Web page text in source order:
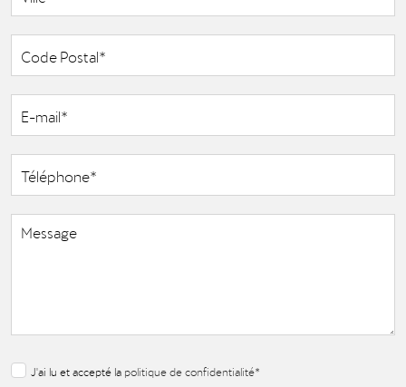
J'ai lu et accepté la politique de confidentialité*